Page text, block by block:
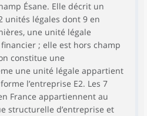
Ésane. Elle décrit un
unités légales dont 9 en
une unité légale
; elle est hors champ
constitue une
une unité légale appartient
l’entreprise E2. Les 7
France appartiennent au
structurelle d’entreprise et